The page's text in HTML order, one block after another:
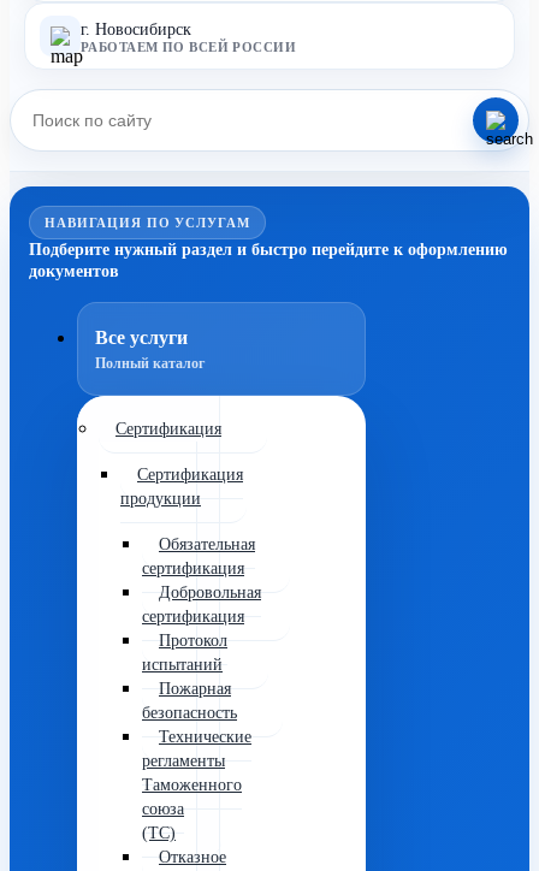
г. Новосибирск
РАБОТАЕМ ПО ВСЕЙ РОССИИ
НАВИГАЦИЯ ПО УСЛУГАМ
Подберите нужный раздел и быстро перейдите к оформлению
документов
Все услуги
Полный каталог
Сертификация
Сертификация
продукции
Обязательная
сертификация
Добровольная
сертификация
Протокол
испытаний
Пожарная
безопасность
Технические
регламенты
Таможенного
союза
(ТС)
Отказное